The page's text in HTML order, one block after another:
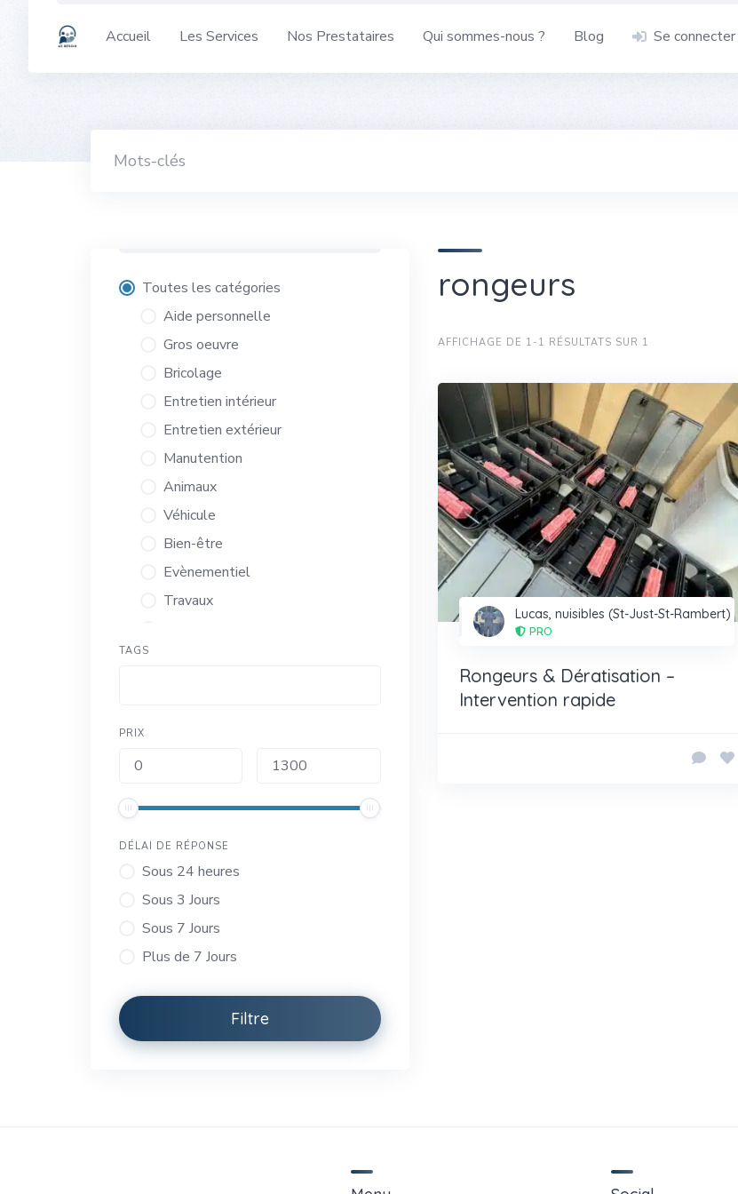
Accueil Les Services Nos Prestataires Qui sommes-nous ? Blog Se connecter
Toutes les catégories
Aide personnelle
Gros oeuvre
Bricolage
Entretien intérieur
Entretien extérieur
Manutention
Animaux
Véhicule
Bien-être
Evènementiel
Travaux
TAGS
PRIX
DÉLAI DE RÉPONSE
Sous 24 heures
Sous 3 Jours
Sous 7 Jours
Plus de 7 Jours
Filtre
rongeurs
AFFICHAGE DE 1-1 RÉSULTATS SUR 1
Lucas, nuisibles (St-Just-St-Rambert)
PRO
Rongeurs & Dératisation –
Intervention rapide